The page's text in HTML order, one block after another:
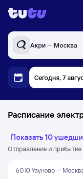
Акри — Москва
Сегодня, 7
Расписание
Показать 10
Отправление и
6010 Узуново —